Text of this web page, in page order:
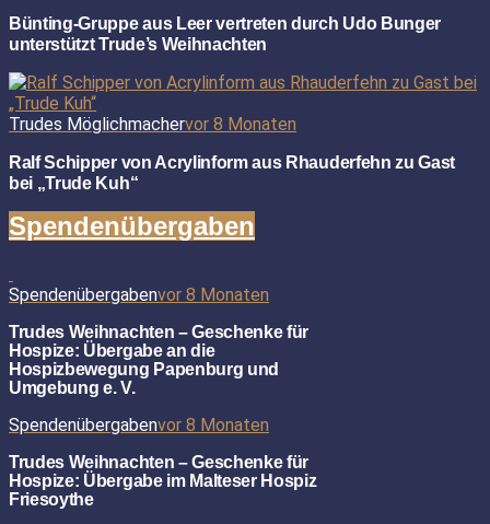
Bünting-Gruppe aus Leer vertreten durch Udo Bunger
unterstützt Trude’s Weihnachten
Trudes Möglichmachervor 8 Monaten
Ralf Schipper von Acrylinform aus Rhauderfehn zu Gast
bei „Trude Kuh“
Spendenübergaben
Spendenübergabenvor 8 Monaten
Trudes Weihnachten – Geschenke für
Hospize: Übergabe an die
Hospizbewegung Papenburg und
Umgebung e. V.
Spendenübergabenvor 8 Monaten
Trudes Weihnachten – Geschenke für
Hospize: Übergabe im Malteser Hospiz
Friesoythe